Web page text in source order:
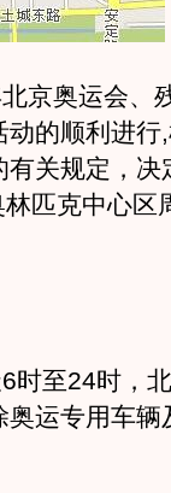
京奥运会、
的顺利进行
关规定，
匹克中心区
至24时，
运专用车辆